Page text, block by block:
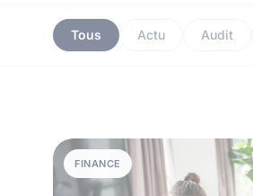
Tous Actu Audit
FINANCE